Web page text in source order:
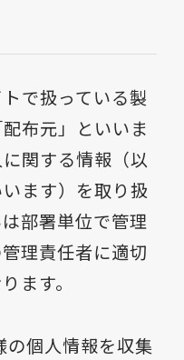
で扱っている製
布元」といいま
関する情報（以
ます）を取り扱
部署単位で管理
理責任者に適切
ます。
の個人情報を収集